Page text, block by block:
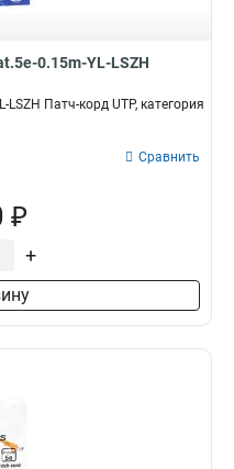
0.15m-YL-LSZH
LSZH Патч-корд UTP, категория
Сравнить
₽
+